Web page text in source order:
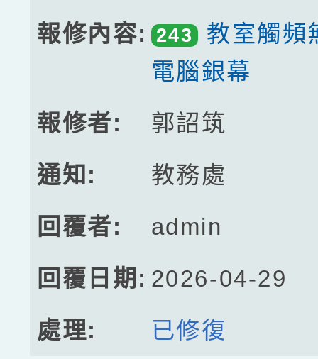
243
教室觸頻
電腦銀幕
郭詔筑
教務處
admin
2026-04-29
已修復